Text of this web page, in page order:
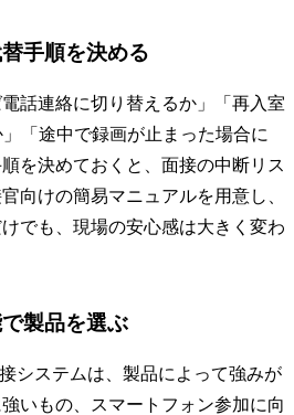
手順を決める
話連絡に切り替えるか」「再入室
「途中で録画が止まった場合に
を決めておくと、面接の中断リス
向けの簡易マニュアルを用意し、
でも、現場の安心感は大きく変わ
製品を選ぶ
システムは、製品によって強みが
いもの、スマートフォン参加に向